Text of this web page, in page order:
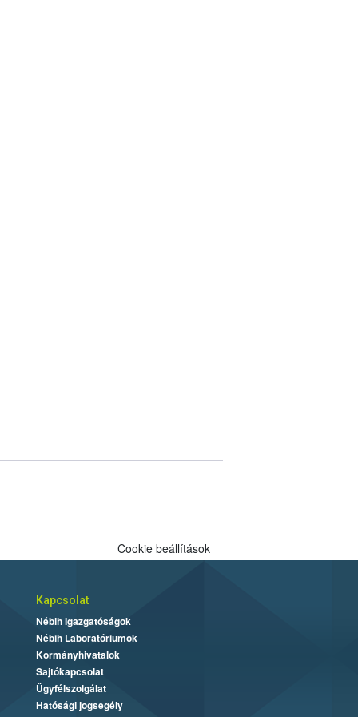
Cookie beállítások
Kapcsolat
Nébih Igazgatóságok
Nébih Laboratóriumok
Kormányhivatalok
Sajtókapcsolat
Ügyfélszolgálat
Hatósági jogsegély